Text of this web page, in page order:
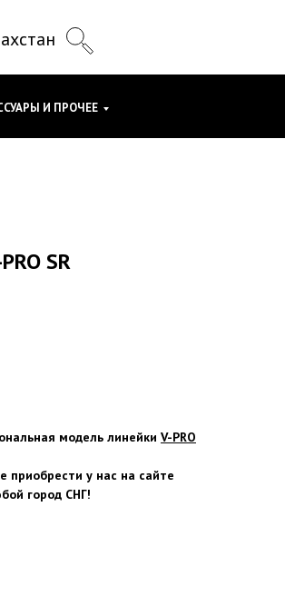
И ПРОЧЕЕ
SR
модель линейки V-PRO
приобрести у нас на сайте
город СНГ!